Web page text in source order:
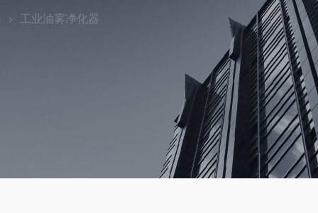
工业油雾净化器